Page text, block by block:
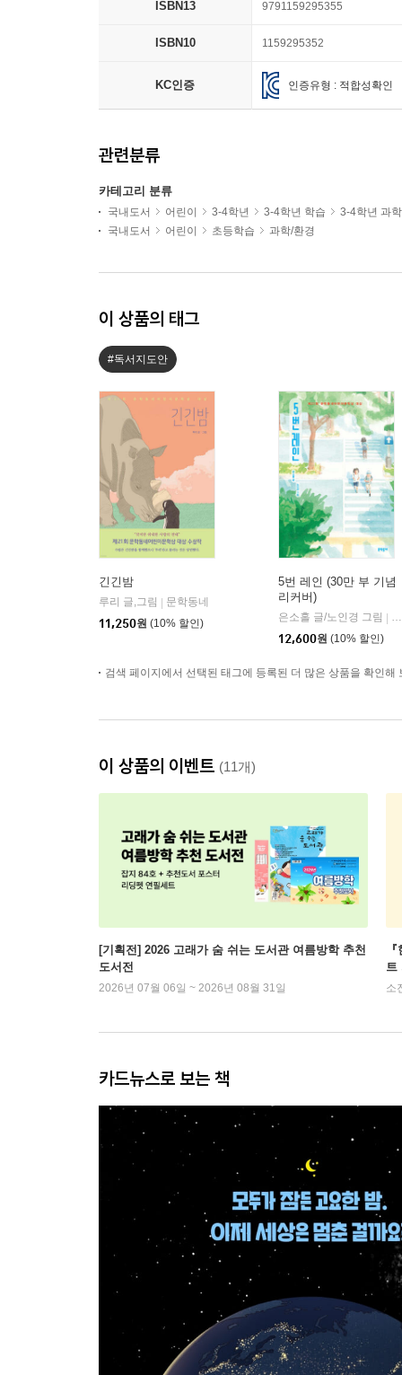
ISBN13 9791159295355
ISBN10 1159295352
KC인증 인증유형 : 적합성확인
관련분류
카테고리 분류
국내도서 어린이 3-4학년 3-4학년 학습
3-4학년 과
국내도서
어린이 초등학습 과학/환경
이 상품의 태그
#독서지도안
긴긴밤
루리 글,그림
문학동네
11,250원 (10% 할인)
5번 레인 (30만 부 기념
리커버)
은소홀 글/노인경 그림
12,600원 (10% 할인)
검색 페이지에서 선택된 태그에 등록된 더 많은 상품을 확인해
이 상품의 이벤트 (11개)
[기획전] 2026 고래가 숨 쉬는 도서관 여름방학 추천
도서전
2026년 07월 06일 ~ 2026년 08월 31일
트
소
카드뉴스로 보는 책